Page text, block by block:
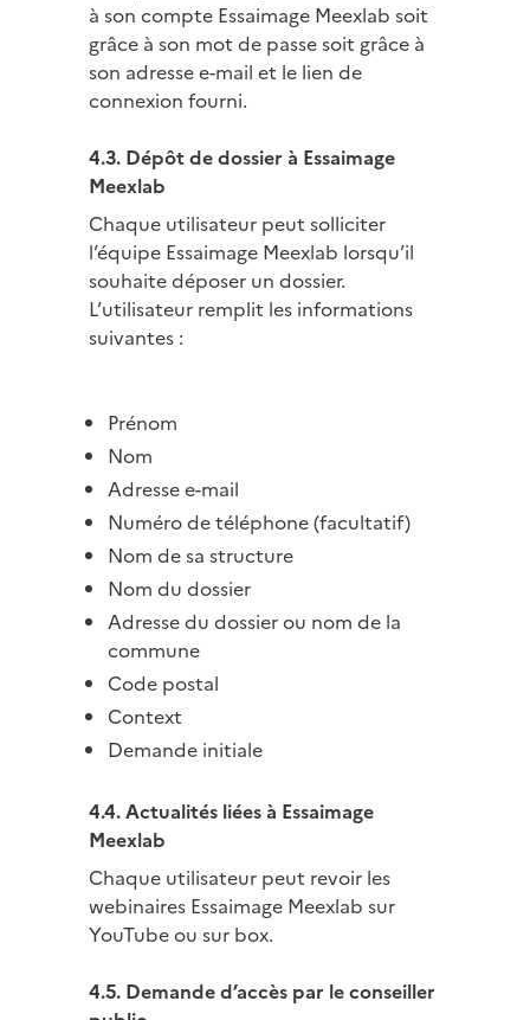
à son compte Essaimage Meexlab soit
grâce à son mot de passe soit grâce à
son adresse e-mail et le lien de
connexion fourni.
4.3. Dépôt de dossier à Essaimage
Meexlab
Chaque utilisateur peut solliciter
l’équipe Essaimage Meexlab lorsqu’il
souhaite déposer un dossier.
L’utilisateur remplit les informations
suivantes :
Prénom
Nom
Adresse e-mail
Numéro de téléphone (facultatif)
Nom de sa structure
Nom du dossier
Adresse du dossier ou nom de la
commune
Code postal
Context
Demande initiale
4.4. Actualités liées à Essaimage
Meexlab
Chaque utilisateur peut revoir les
webinaires Essaimage Meexlab sur
YouTube ou sur box.
4.5. Demande d’accès par le conseiller